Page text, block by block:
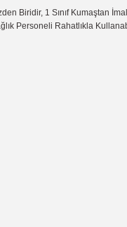
Biridir, 1 Sınıf Kumaştan
Personeli Rahatlıkla